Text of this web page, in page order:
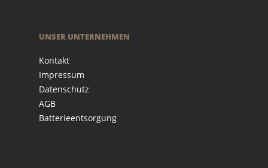
UNSER UNTERNEHMEN
Kontakt
Impressum
Datenschutz
AGB
Batterieentsorgung